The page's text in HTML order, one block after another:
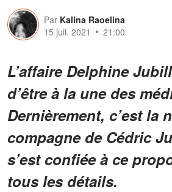
Par Kalina Raoelina
15 juil. 2021
21:00
L’affaire Delphine
d’être à la une des
Dernièrement, c’est la
compagne de Cédric
s’est confiée à ce
tous les détails.